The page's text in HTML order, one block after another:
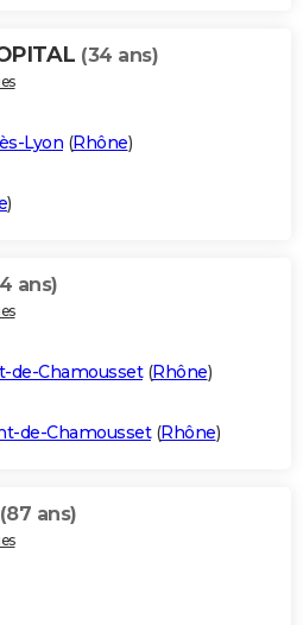
(34 ans)
Lyon (Rhône)
)
ans)
de-Chamousset(Rhône)
de-Chamousset(Rhône)
(87 ans)